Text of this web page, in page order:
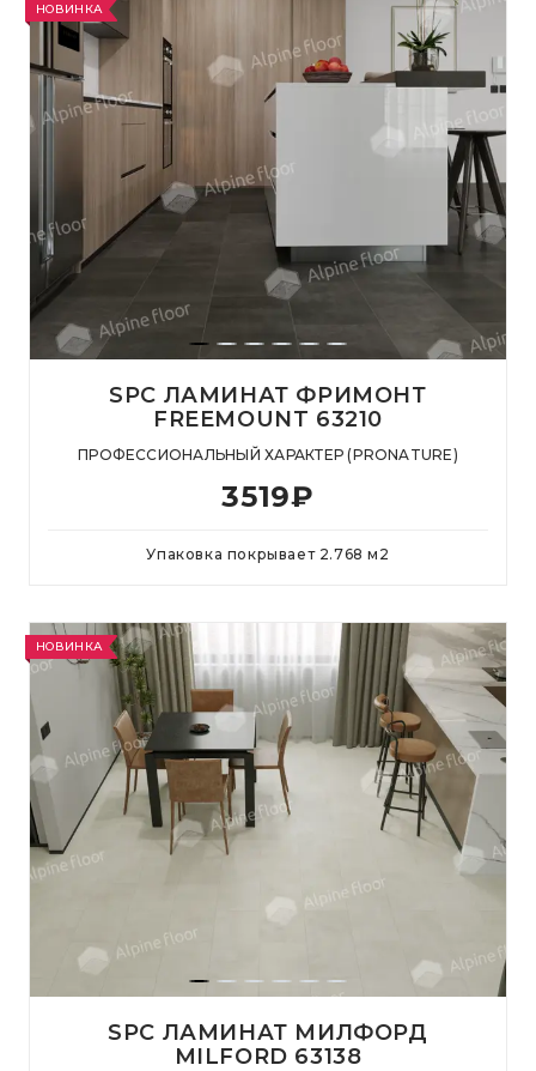
НОВИНКА
SPC ЛАМИНАТ ФРИМОНТ
FREEMOUNT 63210
ПРОФЕССИОНАЛЬНЫЙ ХАРАКТЕР (PRONATURE)
3519₽
Упаковка покрывает 2.768 м 2
НОВИНКА
SPC ЛАМИНАТ МИЛФОРД
MILFORD 63138